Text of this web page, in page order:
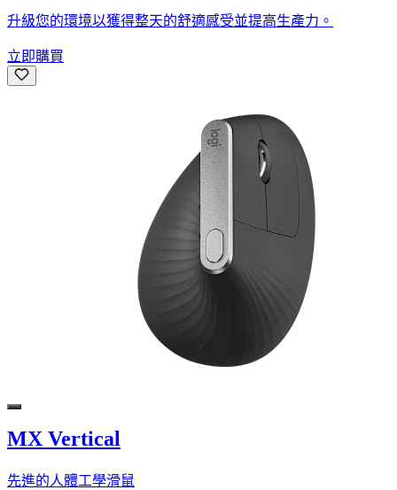
升級您的環境以獲得整天的舒適感受並提高生產力。
立即購買
MX Vertical
先進的人體工學滑鼠